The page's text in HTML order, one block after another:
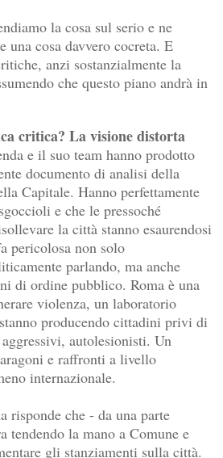
la cosa sul serio e ne
una cosa davvero cocreta. E
anzi sostanzialmente la
che questo piano andrà in
critica? La visione distorta
e il suo team hanno prodotto
documento di analisi della
Capitale. Hanno perfettamente
e che le pressoché
la città stanno esaurendosi
pericolosa non solo
parlando, ma anche
di ordine pubblico. Roma è una
violenza, un laboratorio
producendo cittadini privi di
autolesionisti. Un
e raffronti a livello
internazionale.
risponde che - da una parte
tendendo la mano a Comune e
gli stanziamenti sulla città.